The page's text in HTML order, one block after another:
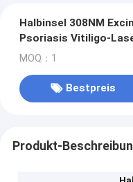
Halbinsel 308NM
Psoriasis Vitiligo-
MOQ：1
Bestpreis
Produkt-